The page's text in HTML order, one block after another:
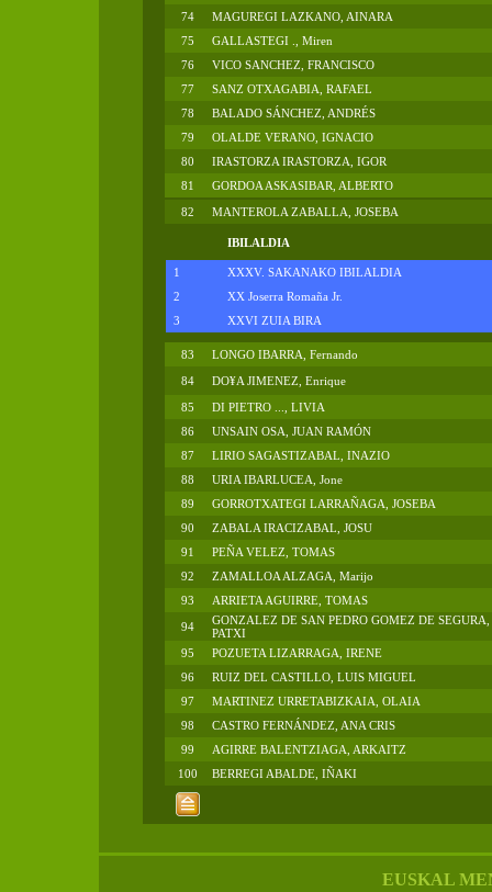
74
MAGUREGI LAZKANO, AINARA
75
GALLASTEGI ., Miren
76
VICO SANCHEZ, FRANCISCO
77
SANZ OTXAGABIA, RAFAEL
78
BALADO SÁNCHEZ, ANDRÉS
79
OLALDE VERANO, IGNACIO
80
IRASTORZA IRASTORZA, IGOR
81
GORDOA ASKASIBAR, ALBERTO
82
MANTEROLA ZABALLA, JOSEBA
IBILALDIA
1
XXXV. SAKANAKO IBILALDIA
2
XX Joserra Romaña Jr.
3
XXVI ZUIA BIRA
83
LONGO IBARRA, Fernando
84
DO¥A JIMENEZ, Enrique
85
DI PIETRO ..., LIVIA
86
UNSAIN OSA, JUAN RAMÓN
87
LIRIO SAGASTIZABAL, INAZIO
88
URIA IBARLUCEA, Jone
89
GORROTXATEGI LARRAÑAGA, JOSEBA
90
ZABALA IRACIZABAL, JOSU
91
PEÑA VELEZ, TOMAS
92
ZAMALLOA ALZAGA, Marijo
93
ARRIETA AGUIRRE, TOMAS
94
GONZALEZ DE SAN PEDRO GOMEZ DE SEGURA,
PATXI
95
POZUETA LIZARRAGA, IRENE
96
RUIZ DEL CASTILLO, LUIS MIGUEL
97
MARTINEZ URRETABIZKAIA, OLAIA
98
CASTRO FERNÁNDEZ, ANA CRIS
99
AGIRRE BALENTZIAGA, ARKAITZ
100
BERREGI ABALDE, IÑAKI
EUSKAL